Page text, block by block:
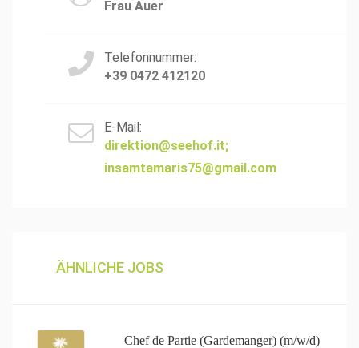
Frau Auer
Telefonnummer:
+39 0472 412120
E-Mail:
direktion@seehof.it;
insamtamaris75@gmail.com
ÄHNLICHE JOBS
Chef de Partie (Gardemanger) (m/w/d)